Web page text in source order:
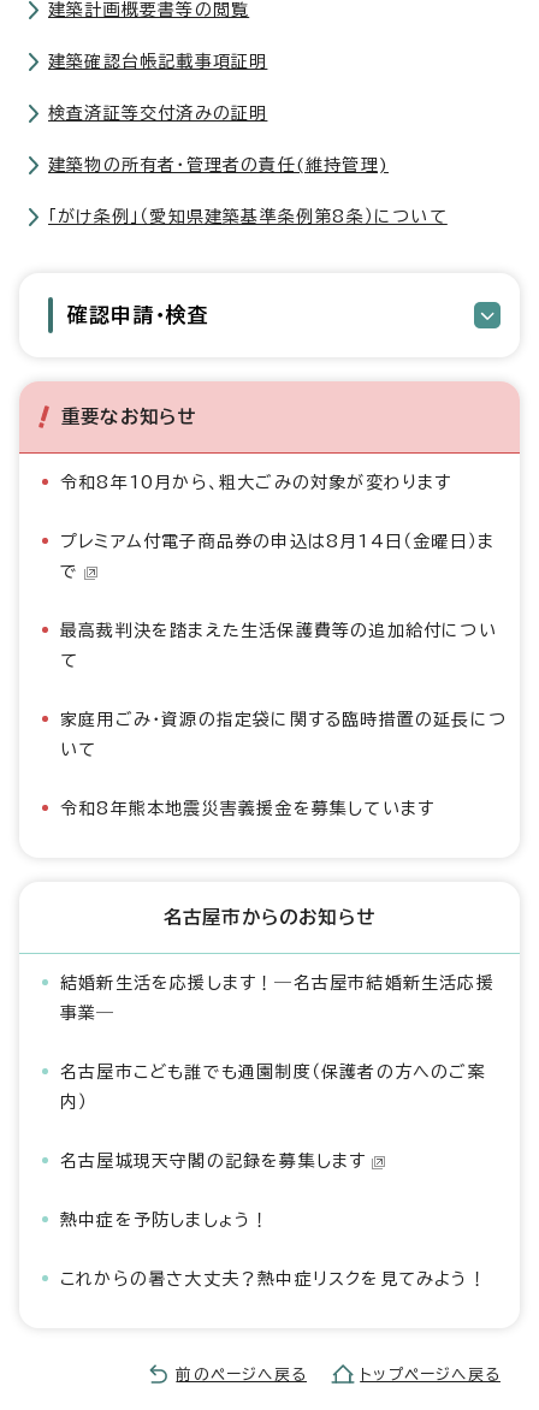
建築計画概要書等の閲覧
建築確認台帳記載事項証明
検査済証等交付済みの証明
建築物の所有者・管理者の責任(維持管理)
「がけ条例」（愛知県建築基準条例第8条）について
確認申請・検査
重要なお知らせ
令和8年10月から、粗大ごみの対象が変わります
プレミアム付電子商品券の申込は8月14日（金曜日）ま
で
最高裁判決を踏まえた生活保護費等の追加給付につい
て
家庭用ごみ・資源の指定袋に関する臨時措置の延長につ
いて
令和8年熊本地震災害義援金を募集しています
名古屋市からのお知らせ
結婚新生活を応援します！―名古屋市結婚新生活応援
事業―
名古屋市こども誰でも通園制度（保護者の方へのご案
内）
名古屋城現天守閣の記録を募集します
熱中症を予防しましょう！
これからの暑さ大丈夫？熱中症リスクを見てみよう！
前のページへ戻る トップページへ戻る